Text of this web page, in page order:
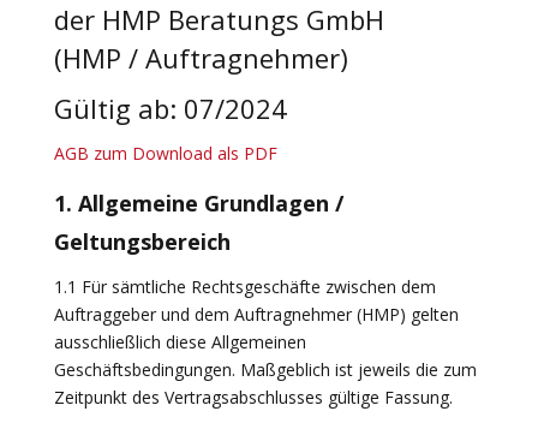
der HMP Beratungs GmbH
(HMP / Auftragnehmer)
Gültig ab: 07/2024
AGB zum Download als PDF
1. Allgemeine Grundlagen /
Geltungsbereich
1.1 Für sämtliche Rechtsgeschäfte zwischen dem
Auftraggeber und dem Auftragnehmer (HMP) gelten
ausschließlich diese Allgemeinen
Geschäftsbedingungen. Maßgeblich ist jeweils die zum
Zeitpunkt des Vertragsabschlusses gültige Fassung.